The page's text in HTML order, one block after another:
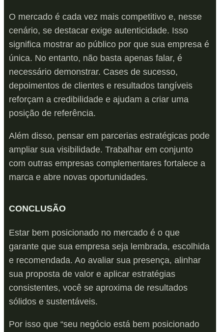
O mercado é cada vez mais competitivo e, nesse
cenário, se destacar exige autenticidade. Isso
significa mostrar ao público por que sua empresa é
única. No entanto, não basta apenas falar, é
necessário demonstrar. Cases de sucesso,
depoimentos de clientes e resultados tangíveis
reforçam a credibilidade e ajudam a criar uma
posição de referência.
Além disso, pensar em parcerias estratégicas pode
ampliar sua visibilidade. Trabalhar em conjunto
com outras empresas complementares fortalece a
marca e abre novas oportunidades.
CONCLUSÃO
Estar bem posicionado no mercado é o que
garante que sua empresa seja lembrada, escolhida
e recomendada. Ao avaliar sua presença, alinhar
sua proposta de valor e aplicar estratégias
consistentes, você se aproxima de resultados
sólidos e sustentáveis.
Por isso que “seu negócio está bem posicionado